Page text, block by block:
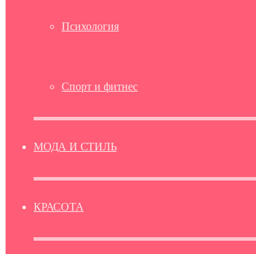
Психология
Спорт и фитнес
МОДА И СТИЛЬ
КРАСОТА